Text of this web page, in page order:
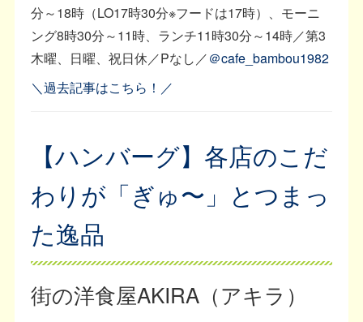
分～18時（LO17時30分※フードは17時）、モーニ
ング8時30分～11時、ランチ11時30分～14時／第3
木曜、日曜、祝日休／Pなし／＠cafe_bambou1982
＼過去記事はこちら！／
【ハンバーグ】各店のこだ
わりが「ぎゅ〜」とつまっ
た逸品
街の洋食屋AKIRA（アキラ）